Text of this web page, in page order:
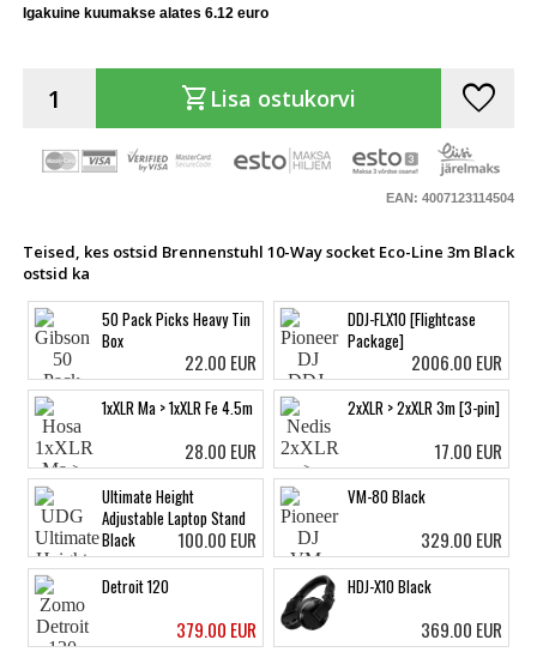
Igakuine kuumakse alates 6.12 euro
shopping_cart Lisa ostukorvi favorite
EAN: 4007123114504
Teised, kes ostsid Brennenstuhl 10-Way socket Eco-Line 3m Black
ostsid ka
50 Pack Picks Heavy Tin
Box
22.00 EUR
DDJ-FLX10 [Flightcase
Package]
2006.00 EUR
1xXLR Ma > 1xXLR Fe 4.5m
28.00 EUR
2xXLR > 2xXLR 3m [3-pin]
17.00 EUR
Ultimate Height
Adjustable Laptop Stand
Black
100.00 EUR
VM-80 Black
329.00 EUR
Detroit 120
379.00 EUR
HDJ-X10 Black
369.00 EUR